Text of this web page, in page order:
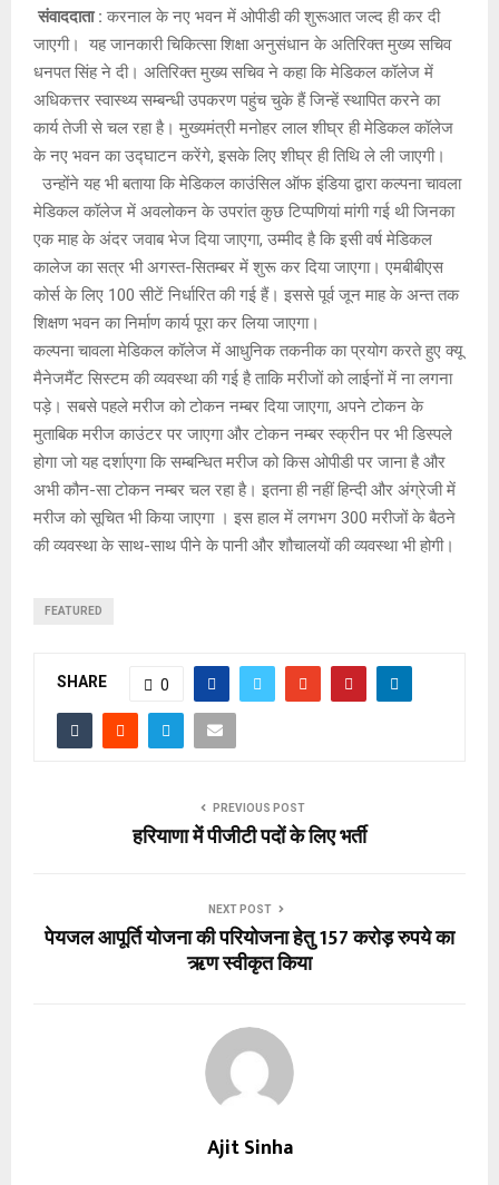
संवाददाता : करनाल के नए भवन में ओपीडी की शुरूआत जल्द ही कर दी
जाएगी। यह जानकारी चिकित्सा शिक्षा अनुसंधान के अतिरिक्त मुख्य सचिव
धनपत सिंह ने दी। अतिरिक्त मुख्य सचिव ने कहा कि मेडिकल कॉलेज में
अधिकत्तर स्वास्थ्य सम्बन्धी उपकरण पहुंच चुके हैं जिन्हें स्थापित करने का
कार्य तेजी से चल रहा है। मुख्यमंत्री मनोहर लाल शीघ्र ही मेडिकल कॉलेज
के नए भवन का उद्घाटन करेंगे, इसके लिए शीघ्र ही तिथि ले ली जाएगी।
उन्होंने यह भी बताया कि मेडिकल काउंसिल ऑफ इंडिया द्वारा कल्पना चावला
मेडिकल कॉलेज में अवलोकन के उपरांत कुछ टिप्पणियां मांगी गई थी जिनका
एक माह के अंदर जवाब भेज दिया जाएगा, उम्मीद है कि इसी वर्ष मेडिकल
कालेज का सत्र भी अगस्त-सितम्बर में शुरू कर दिया जाएगा। एमबीबीएस
कोर्स के लिए 100 सीटें निर्धारित की गई हैं। इससे पूर्व जून माह के अन्त तक
शिक्षण भवन का निर्माण कार्य पूरा कर लिया जाएगा।
कल्पना चावला मेडिकल कॉलेज में आधुनिक तकनीक का प्रयोग करते हुए क्यू
मैनेजमैंट सिस्टम की व्यवस्था की गई है ताकि मरीजों को लाईनों में ना लगना
पड़े। सबसे पहले मरीज को टोकन नम्बर दिया जाएगा, अपने टोकन के
मुताबिक मरीज काउंटर पर जाएगा और टोकन नम्बर स्क्रीन पर भी डिस्पले
होगा जो यह दर्शाएगा कि सम्बन्धित मरीज को किस ओपीडी पर जाना है और
अभी कौन-सा टोकन नम्बर चल रहा है। इतना ही नहीं हिन्दी और अंग्रेजी में
मरीज को सूचित भी किया जाएगा । इस हाल में लगभग 300 मरीजों के बैठने
की व्यवस्था के साथ-साथ पीने के पानी और शौचालयों की व्यवस्था भी होगी।
FEATURED
SHARE 0
PREVIOUS POST
हरियाणा में पीजीटी पदों के लिए भर्ती
NEXT POST
पेयजल आपूर्ति योजना की परियोजना हेतु 157 करोड़ रुपये का
ऋण स्वीकृत किया
Ajit Sinha